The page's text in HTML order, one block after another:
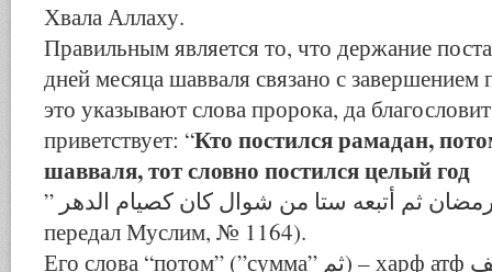
Хвала Аллаху.
Правильным является то, что держание
дней месяца шавваля связано с завершением
это указывают слова пророка, да
приветствует: “Кто постился рамадан,
шавваля, тот словно постился целый год
” من صام رمضان ثم أتبعه ستا من شوال كان كصيام الدهر (хадис
передал Муслим, № 1164).
Его слова “потом” (”сумма” ثم) – харф атф حرف عطف,